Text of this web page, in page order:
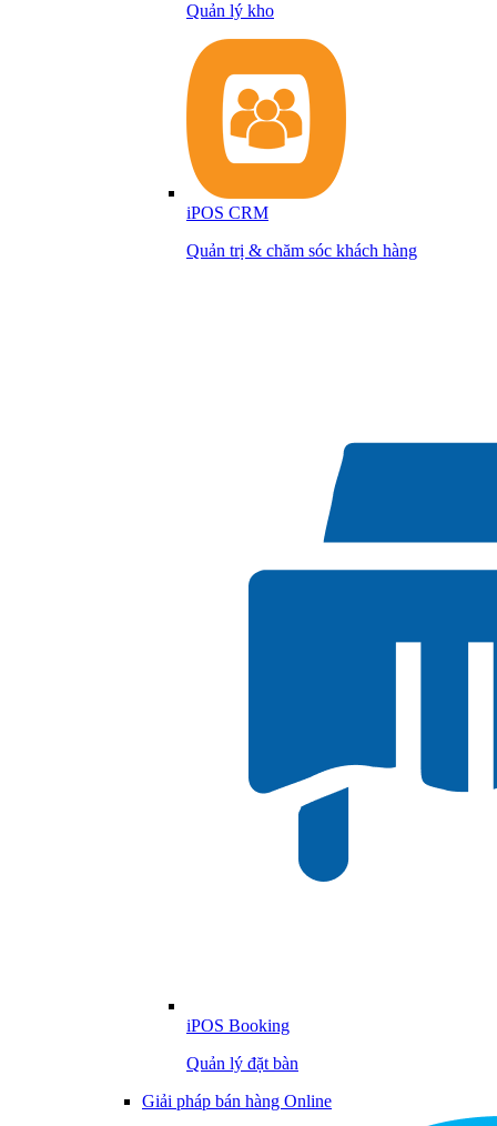
Quản lý kho
iPOS CRM
Quản trị & chăm sóc khách hàng
iPOS Booking
Quản lý đặt bàn
Giải pháp bán hàng Online